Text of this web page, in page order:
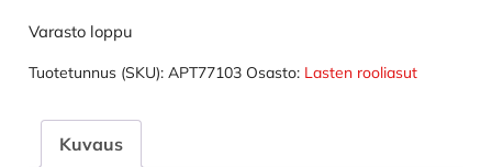
Varasto loppu
Tuotetunnus (SKU): APT77103 Osasto: Lasten rooliasut
Kuvaus